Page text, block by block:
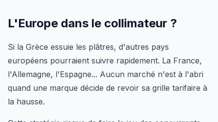
L'Europe dans le collimateur ?
Si la Grèce essuie les plâtres, d'autres pays
européens pourraient suivre rapidement. La France,
l'Allemagne, l'Espagne... Aucun marché n'est à l'abri
quand une marque décide de revoir sa grille tarifaire à
la hausse.